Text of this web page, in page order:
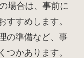
場合は、事前に
すすめします。
の準備など、事
つかあります。